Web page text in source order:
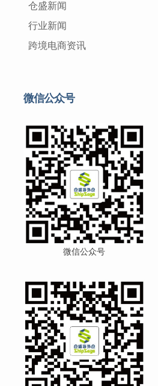
仓盛新闻
行业新闻
跨境电商资讯
微信公众号
微信公众号